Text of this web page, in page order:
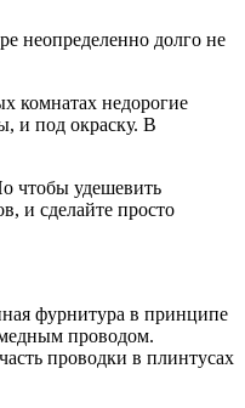
неопределенно долго не
комнатах недорогие
и под окраску. В
чтобы удешевить
и сделайте просто
фурнитура в принципе
медным проводом.
проводки в плинтусах